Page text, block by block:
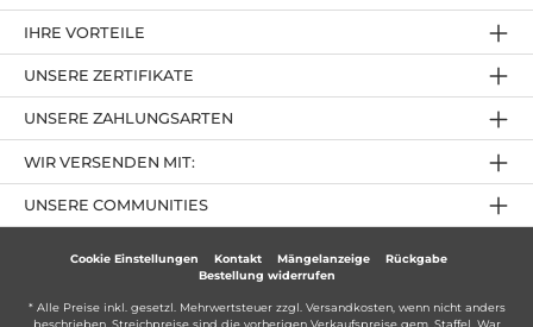
IHRE VORTEILE
UNSERE ZAHLUNGSARTEN
UNSERE ZERTIFIKATE
UNSERE COMMUNITIES
WIR VERSENDEN MIT:
Cookie Einstellungen Kontakt Mängelanzeige
Rückgabe
Bestellung widerrufen
* Alle Preise inkl. gesetzl. Mehrwertsteuer zzgl. Versandkosten, wenn nicht anders
beschrieben. Streichpreise sind die vorherigen Verkaufspreise gem. Staffel. War